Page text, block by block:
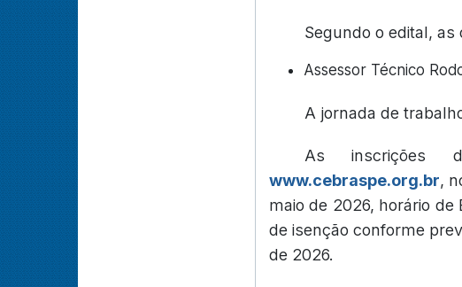
Segundo o edital,
Assessor Técnico
A jornada de
As inscrições
www.cebraspe.org.br,
maio de 2026, horário de
de isenção conforme
de 2026.